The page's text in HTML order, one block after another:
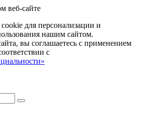
веб-сайте
для персонализации и
нашим сайтом.
вы соглашаетесь с применением
с